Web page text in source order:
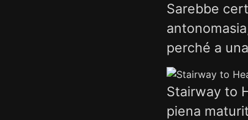
Sarebbe
perché a
Stairway to
piena